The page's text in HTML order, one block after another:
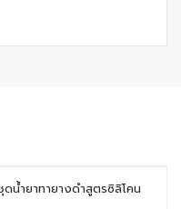
ดน้ำยาทายางดำสูตรซิลิโคน